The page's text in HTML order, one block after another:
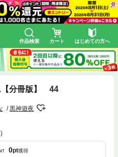
作品検索 カート はじめての方へ
【分冊版】 44
黒神遊夜
0pt獲得